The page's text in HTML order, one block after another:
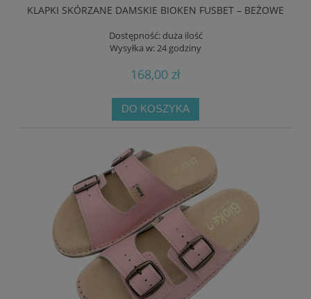
KLAPKI SKÓRZANE DAMSKIE BIOKEN FUSBET – BEŻOWE
Dostępność: duża ilość
Wysyłka w:24 godziny
168,00 zł
DO KOSZYKA